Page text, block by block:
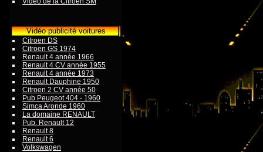
Vidéo publicité voitures
Citroen DS
Citroen GS 1974
Renault 4 année 1966
Renault 4 CV année 1955
Renault 4 année 1973
Renault Dauphine 1950
Citroen 2 CV année 50
Pub Peugeot 404 - 1960
Simca Aronde 1960
La domaine RENAULT
Pub. Renault 12
Renault 8
Renault 6
Volkswagen